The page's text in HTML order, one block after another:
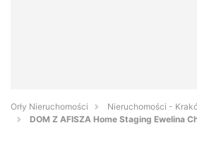
Orły Nieruchomości
Nieruchomości -
DOM Z AFISZA Home Staging Ewelina